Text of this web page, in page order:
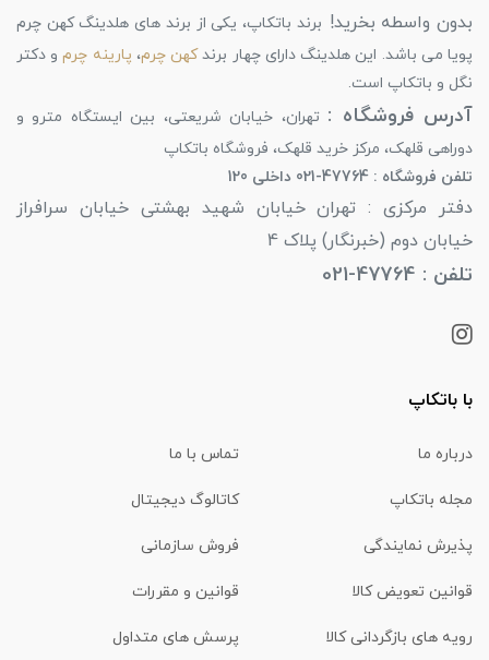
بدون واسطه بخرید! برند باتکاپ، یکی از برند های هلدینگ کهن چرم
پویا می باشد. این هلدینگ دارای چهار برندکهن چرم، پارینه چرمو دکتر
نگل و باتکاپ است.
آدرس فروشگاه : تهران، خیابان شریعتی، بین ایستگاه مترو و
دوراهی قلهک، مرکز خرید قلهک، فروشگاه باتکاپ
تلفن فروشگاه : 47764-021 داخلی 120
دفتر مرکزی : تهران خیابان شهید بهشتی خیابان سرافراز
خیابان دوم (خبرنگار) پلاک 4
تلفن : 47764-021
با باتکاپ
درباره ما تماس با ما
مجله باتکاپ کاتالوگ دیجیتال
پذیرش نمایندگی فروش سازمانی
قوانین تعویض کالا قوانین و مقررات
رویه های بازگردانی کالا پرسش های متداول